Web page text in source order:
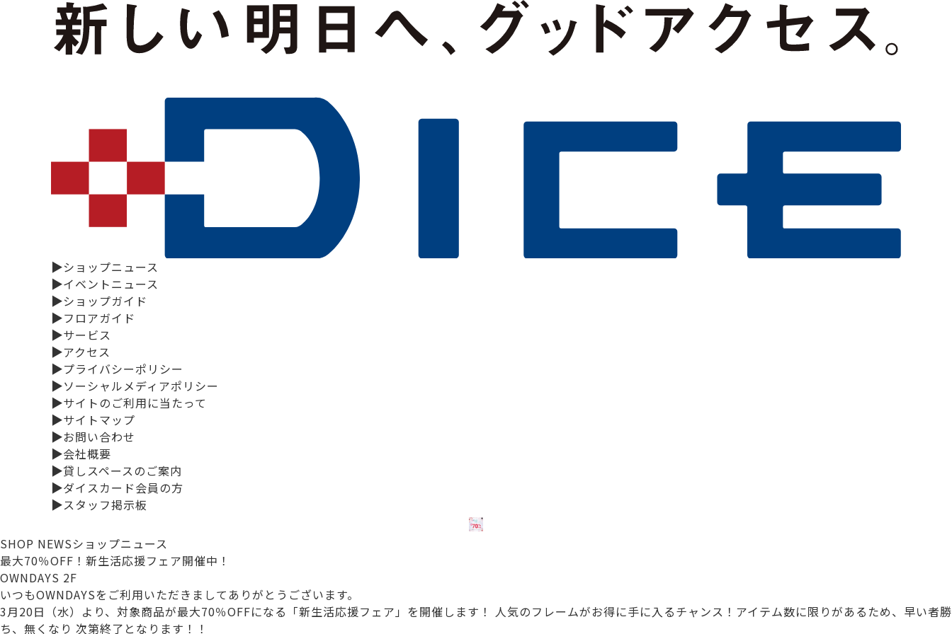
▶ショップニュース
▶イベントニュース
▶ショップガイド
▶フロアガイド
▶サービス
▶アクセス
▶プライバシーポリシー
▶ソーシャルメディアポリシー
▶サイトのご利用に当たって
▶サイトマップ
▶お問い合わせ
▶会社概要
▶貸しスペースのご案内
▶ダイスカード会員の方
▶スタッフ掲示板
SHOP NEWSショップニュース
最大70％OFF！新生活応援フェア開催中！
OWNDAYS 2F
いつもOWNDAYSをご利用いただきましてありがとうございます。
3月20日（水）より、対象商品が最大70％OFFになる「新生活応援フェア」を開催します！ 人気のフレームがお得に手に入るチャンス！アイテム数に限りがあるため、早い者勝
ち、無くなり 次第終了となります！！